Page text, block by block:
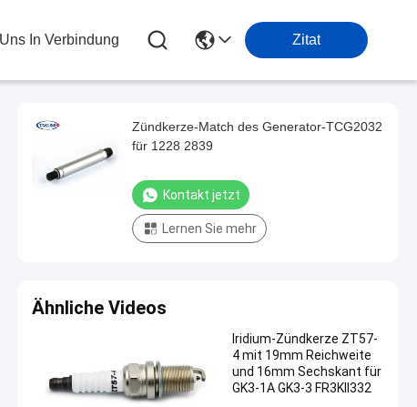
In Verbindung Zitat
Zündkerze-Match des Generator-TCG2032
für 1228 2839
Kontakt jetzt
Lernen Sie mehr
Ähnliche Videos
Iridium-Zündkerze ZT57-
4 mit 19mm Reichweite
und 16mm Sechskant für
GK3-1A GK3-3 FR3KII332